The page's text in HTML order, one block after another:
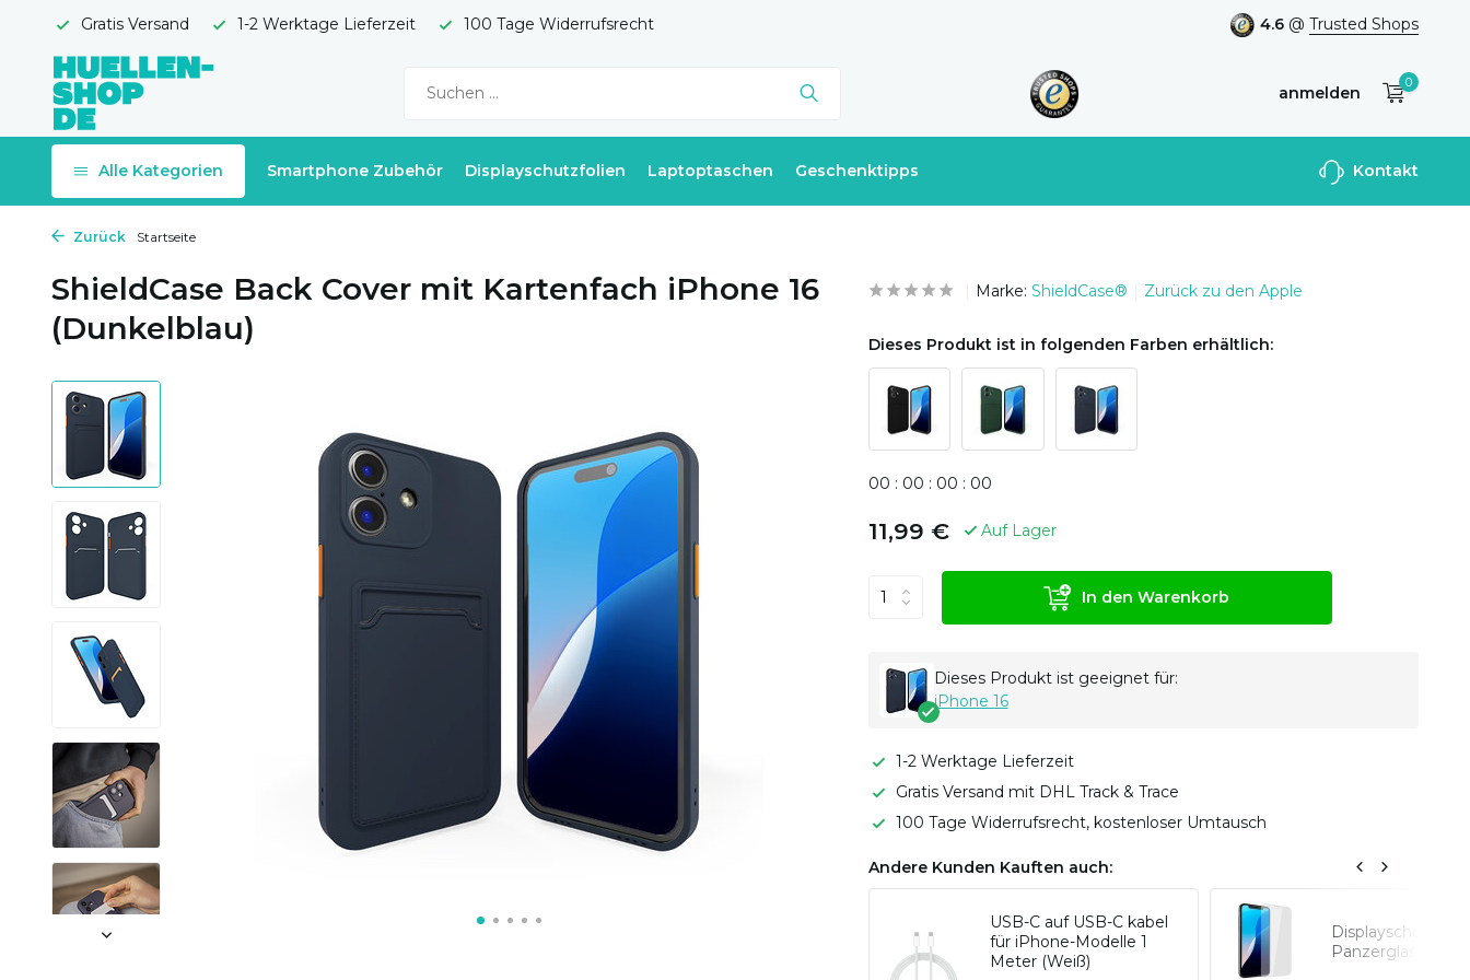
Gratis Versand 1-2 Werktage Lieferzeit 100 Tage Widerrufsrecht 4.6 @ Trusted Shops
anmelden
Benutzerkonto
0
Alle Kategorien Smartphone Zubehör Displayschutzfolien Laptoptaschen Geschenktipps Kontakt
Zurück Startseite
ShieldCase Back Cover mit Kartenfach iPhone 16
(Dunkelblau)
Marke: ShieldCase® Zurück zu den Apple
Dieses Produkt ist in folgenden Farben erhältlich:
00 : 00 : 00 : 00
11,99 € Auf Lager
In den Warenkorb
Dieses Produkt ist geeignet für:
iPhone 16
1-2 Werktage Lieferzeit
Gratis Versand mit DHL Track & Trace
100 Tage Widerrufsrecht, kostenloser Umtausch
Andere Kunden Kauften auch:
USB-C auf USB-C kabel
für iPhone-Modelle 1
Meter (Weiß)
Displayschutz
Panzerglas